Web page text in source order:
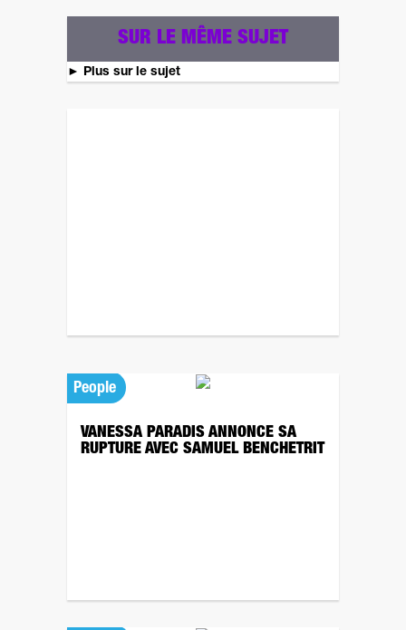
SUR LE MÊME SUJET
► Plus sur le sujet
People
VANESSA PARADIS ANNONCE SA
RUPTURE AVEC SAMUEL BENCHETRIT